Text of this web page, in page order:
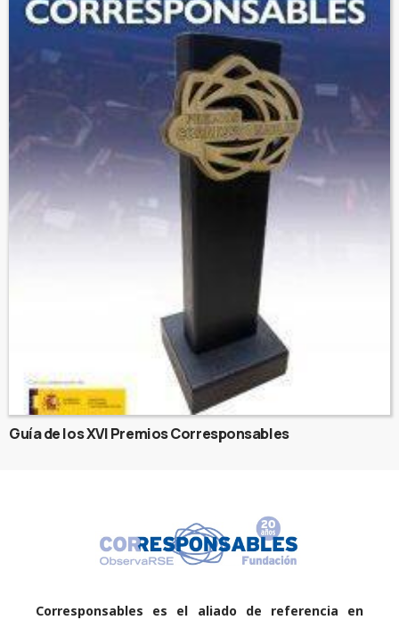
Guía de los XVI Premios Corresponsables
Corresponsables es el aliado de referencia en